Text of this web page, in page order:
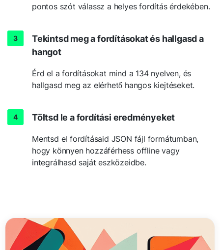
pontos szót válassz a helyes fordítás érdekében.
Tekintsd meg a fordításokat és hallgasd a
hangot
Érd el a fordításokat mind a 134 nyelven, és
hallgasd meg az elérhető hangos kiejtéseket.
Töltsd le a fordítási eredményeket
Mentsd el fordításaid JSON fájl formátumban,
hogy könnyen hozzáférhess offline vagy
integrálhasd saját eszközeidbe.